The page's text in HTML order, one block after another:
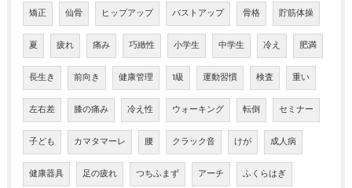
矯正 仙骨 ヒップアップ バストアップ 骨格 貯筋体操
夏 疲れ 痛み 巧緻性 小学生 中学生 冷え 肥満
長生き 前向き 健康管理 1級 運動習慣 検査 重い
左右差 膝の痛み 冷え性 ウォーキング 転倒 セミナー
子ども カマタマーレ 腰 クラック音 けが 成人病
健康器具 足の疲れ つちふまず アーチ ふくらはぎ